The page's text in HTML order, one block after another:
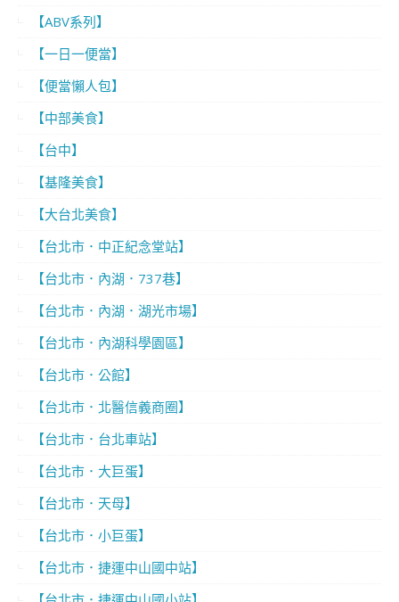
【ABV系列】
【一日一便當】
【便當懶人包】
【中部美食】
【台中】
【基隆美食】
【大台北美食】
【台北市．中正紀念堂站】
【台北市．內湖．737巷】
【台北市．內湖．湖光市場】
【台北市．內湖科學園區】
【台北市．公館】
【台北市．北醫信義商圈】
【台北市．台北車站】
【台北市．大巨蛋】
【台北市．天母】
【台北市．小巨蛋】
【台北市．捷運中山國中站】